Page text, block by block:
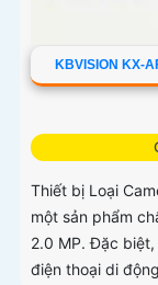
KBVISION KX-
Thiết bị Loại
một sản phẩm
2.0 MP. Đặc
điện thoại di động